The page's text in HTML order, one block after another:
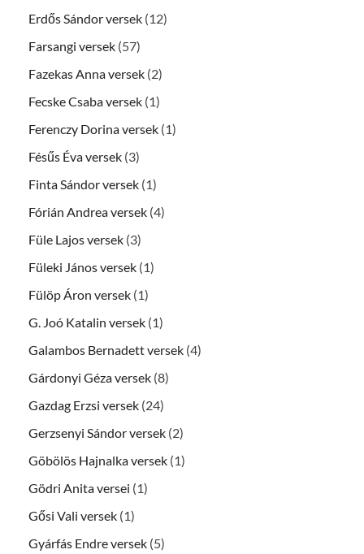
Erdős Sándor versek (12)
Farsangi versek (57)
Fazekas Anna versek (2)
Fecske Csaba versek (1)
Ferenczy Dorina versek (1)
Fésűs Éva versek (3)
Finta Sándor versek (1)
Fórián Andrea versek (4)
Füle Lajos versek (3)
Füleki János versek (1)
Fülöp Áron versek (1)
G. Joó Katalin versek (1)
Galambos Bernadett versek (4)
Gárdonyi Géza versek (8)
Gazdag Erzsi versek (24)
Gerzsenyi Sándor versek (2)
Göbölös Hajnalka versek (1)
Gödri Anita versei (1)
Gősi Vali versek (1)
Gyárfás Endre versek (5)